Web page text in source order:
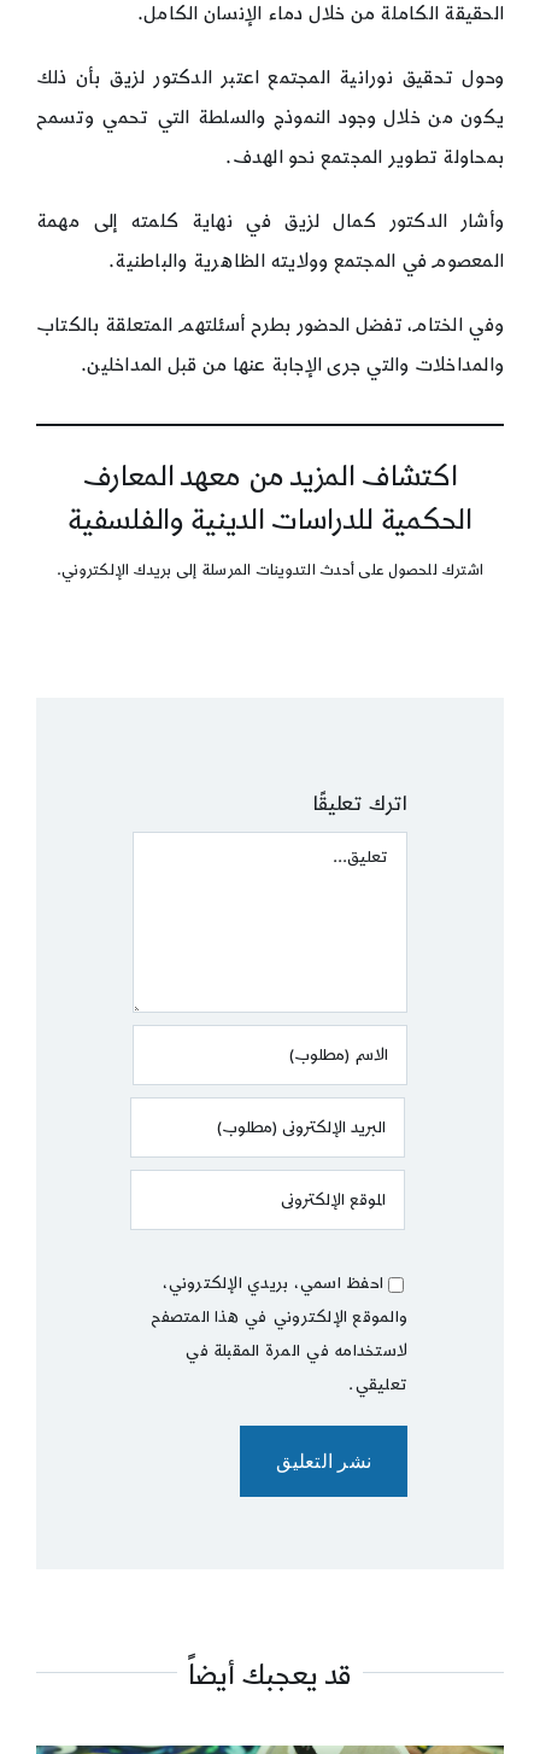
الحقيقة الكاملة من خلال دماء الإنسان الكامل.
وحول تحقيق نورانية المجتمع اعتبر الدكتور لزيق بأن ذلك
يكون من خلال وجود النموذج والسلطة التي تحمي وتسمح
بمحاولة تطوير المجتمع نحو الهدف.
وأشار الدكتور كمال لزيق في نهاية كلمته إلى مهمة
المعصوم في المجتمع وولايته الظاهرية والباطنية.
وفي الختام، تفضل الحضور بطرح أسئلتهم المتعلقة بالكتاب
والمداخلات والتي جرى الإجابة عنها من قبل المداخلين.
اكتشاف المزيد من معهد المعارف
الحكمية للدراسات الدينية والفلسفية
اشترك للحصول على أحدث التدوينات المرسلة إلى بريدك الإلكتروني.
اترك تعليقًا
Comment
احفظ اسمي، بريدي الإلكتروني،
والموقع الإلكتروني في هذا المتصفح
لاستخدامه في المرة المقبلة في
تعليقي.
قد يعجبك أيضاً